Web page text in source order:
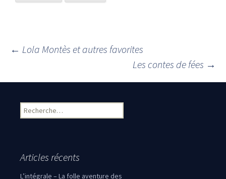
Navigation des articles
← Lola Montès et autres favorites
Les contes de fées →
Rechercher :
Articles récents
L’intégrale – La folle aventure des